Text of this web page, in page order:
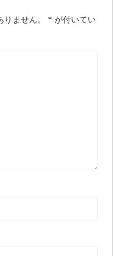
ません。 * が付いてい